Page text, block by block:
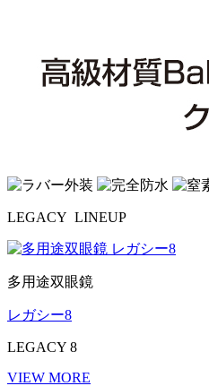
LEGACY LINEUP
多用途双眼鏡
レガシー8
LEGACY 8
VIEW MORE